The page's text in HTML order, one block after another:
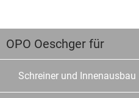
OPO Oeschger für
Schreiner und Innenausbau